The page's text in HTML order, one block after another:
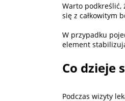
Warto podkreślić,
się z całkowitym
W przypadku
element
Co dzieje
Podczas wizyty